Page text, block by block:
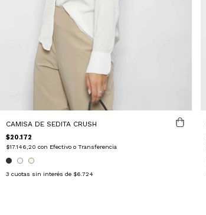
CAMISA DE SEDITA CRUSH
$20.172
$17.146,20 con Efectivo o Transferencia
3 cuotas sin interés de $6.724